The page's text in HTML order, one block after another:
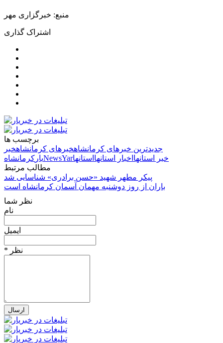
منبع: خبرگزاری مهر
اشتراک گذاری
برچسب ها
جدیدترین خبرهای کرمانشاهخبرهای کرمانشاهخبر
یار کرمانشاه NewsYar خبر استانها اخبار استانها استانها
مطالب مرتبط
پیکر مطهر شهید «حسن برادری» شناسایی شد
باران از روز دوشنبه مهمان آسمان کرمانشاه است
نظر شما
نام
ایمیل
* نظر